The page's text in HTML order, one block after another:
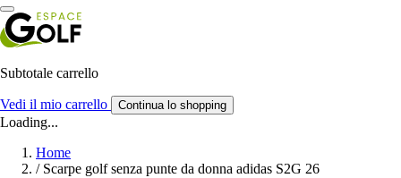
Subtotale carrello
Vedi il mio carrello Continua lo shopping
Loading...
Home
/ Scarpe golf senza punte da donna adidas S2G 26